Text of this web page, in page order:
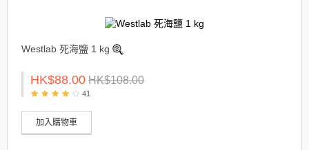
Westlab 死海鹽 1 kg
HK$88.00 HK$108.00
41
加入購物車